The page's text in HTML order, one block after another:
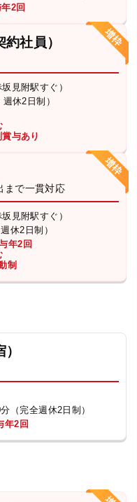
2回
社員）
見附駅すぐ）
休2日制）
与あり
まで一貫対応
見附駅すぐ）
休2日制）
年2回
制
（完全週休2日制）
年2回
動画集